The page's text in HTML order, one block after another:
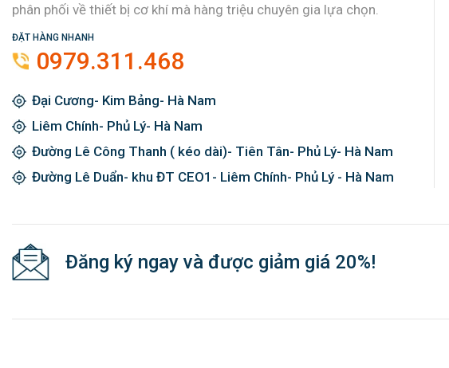
Kim khí Nhật Minh luôn tự hào là 1 trong những cơ sở hàng đầu
phân phối về thiết bị cơ khí mà hàng triệu chuyên gia lựa chọn.
0979.311.468
Liêm Chính- Phủ Lý- Hà Nam
Đường Lê Công Thanh ( kéo dài)- Tiên Tân- Phủ Lý- Hà Nam
Đường Lê Duẩn- khu ĐT CEO1- Liêm Chính- Phủ Lý - Hà Nam